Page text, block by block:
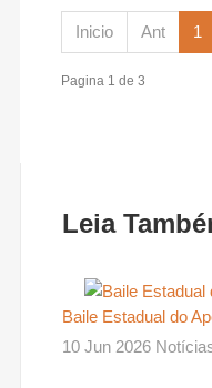
Inicio Ant 1
Pagina 1 de 3
Leia
Baile Estadual do
10 Jun 2026